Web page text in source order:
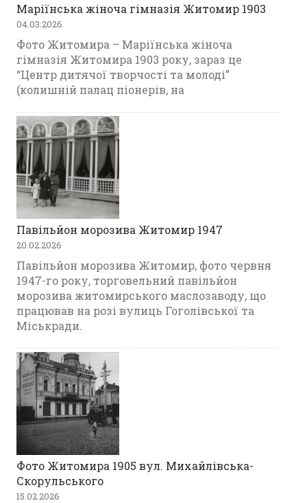
Маріїнська жіноча гімназія Житомир 1903
04.03.2026
Фото Житомира – Маріїнська жіноча
гімназія Житомира 1903 року, зараз це
“Центр дитячої творчості та молоді”
(колишній палац піонерів, на
Павільйон морозива Житомир 1947
20.02.2026
Павільйон морозива Житомир, фото червня
1947-го року, торговельний павільйон
морозива житомирського маслозаводу, що
працював на розі вулиць Гоголівської та
Міськради.
Фото Житомира 1905 вул. Михайлівська-
Скорульського
15.02.2026